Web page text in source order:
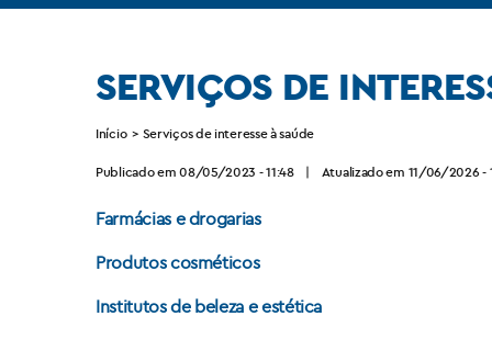
SERVIÇOS DE
Início > Serviços de interesse à saúde
Publicado em 08/05/2023 - 11:48 | Atualizado em 11/06/2026 -
Farmácias e drogarias
Produtos cosméticos
Institutos de beleza e estética